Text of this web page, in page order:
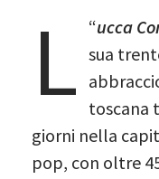
“
L ucca
sua
toscana
giorni nella
pop, con oltre